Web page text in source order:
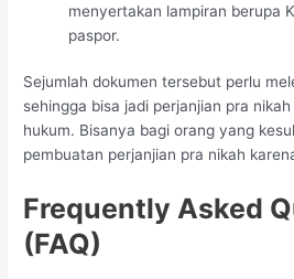
menyertakan lampiran berupa
paspor.
Sejumlah dokumen tersebut perlu
sehingga bisa jadi perjanjian pra
hukum. Bisanya bagi orang yang
pembuatan perjanjian pra nikah
Frequently Asked
(FAQ)